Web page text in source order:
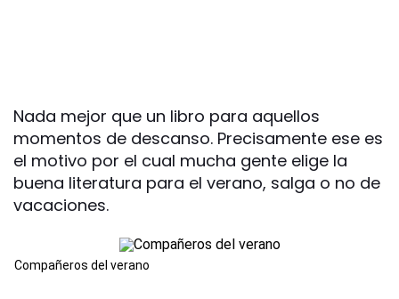
Nada mejor que un libro para aquellos
momentos de descanso. Precisamente ese es
el motivo por el cual mucha gente elige la
buena literatura para el verano, salga o no de
vacaciones.
Compañeros del verano